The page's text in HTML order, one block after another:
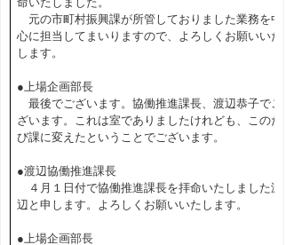
元の市町村振興課が所管しておりました業務を中
心に担当してまいりますので、よろしくお願いいた
します。
●上場企画部長
最後でございます。協働推進課長、渡辺恭子でご
ざいます。これは室でありましたけれども、このた
び課に変えたということでございます。
●渡辺協働推進課長
４月１日付で協働推進課長を拝命いたしました渡
辺と申します。よろしくお願いいたします。
●上場企画部長